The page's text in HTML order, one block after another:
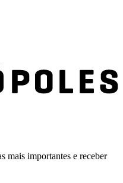
mais importantes e receber